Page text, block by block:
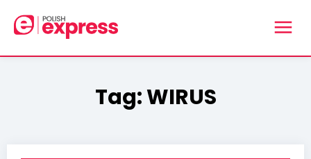
Tag:WIRUS